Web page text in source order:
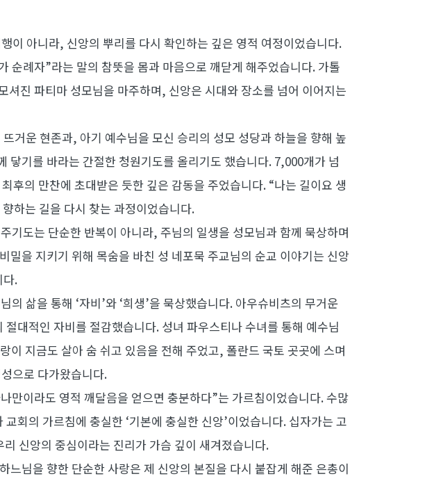
이 아니라, 신앙의 뿌리를 다시 확인하는 깊은 영적 여정이었습니다.
순례자”라는 말의 참뜻을 몸과 마음으로 깨닫게 해주었습니다. 가톨
셔진 파티마 성모님을 마주하며, 신앙은 시대와 장소를 넘어 이어지는
거운 현존과, 아기 예수님을 모신 승리의 성모 성당과 하늘을 향해 높
닿기를 바라는 간절한 청원기도를 올리기도 했습니다. 7,000개가 넘
후의 만찬에 초대받은 듯한 깊은 감동을 주었습니다. “나는 길이요 생
하는 길을 다시 찾는 과정이었습니다.
기도는 단순한 반복이 아니라, 주님의 일생을 성모님과 함께 묵상하며
밀을 지키기 위해 목숨을 바친 성 네포묵 주교님의 순교 이야기는 신앙
.
삶을 통해 ‘자비’와 ‘희생’을 묵상했습니다. 아우슈비츠의 무거운
대적인 자비를 절감했습니다. 성녀 파우스티나 수녀를 통해 예수님
이 지금도 살아 숨 쉬고 있음을 전해 주었고, 폴란드 국토 곳곳에 스며
으로 다가왔습니다.
만이라도 영적 깨달음을 얻으면 충분하다”는 가르침이었습니다. 수많
회의 가르침에 충실한 ‘기본에 충실한 신앙’이었습니다. 십자가는 고
신앙의 중심이라는 진리가 가슴 깊이 새겨졌습니다.
님을 향한 단순한 사랑은 제 신앙의 본질을 다시 붙잡게 해준 은총이